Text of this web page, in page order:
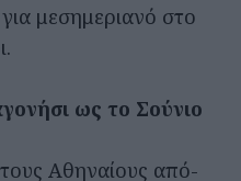
μεσημεριανό στο
ως το Σούνιο
Αθηναίους από-